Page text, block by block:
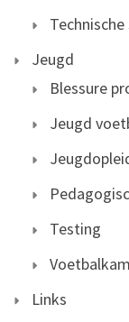
Jeugd
Blessure
Jeugd
Testing
Links